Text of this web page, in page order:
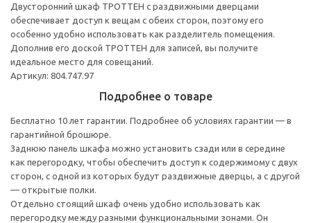
Двусторонний шкаф ТРОТТЕН с раздвижными дверцами
обеспечивает доступ к вещам с обеих сторон, поэтому его
особенно удобно использовать как разделитель помещения.
Дополнив его доской ТРОТТЕН для записей, вы получите
идеальное место для совещаний.
Артикул: 804.747.97
Подробнее о товаре
Бесплатно 10 лет гарантии. Подробнее об условиях гарантии — в
гарантийной брошюре.
Заднюю панель шкафа можно установить сзади или в середине
как перегородку, чтобы обеспечить доступ к содержимому с двух
сторон, с одной из которых будут раздвижные дверцы, а с другой
— открытые полки.
Отдельно стоящий шкаф очень удобно использовать как
перегородку между разными функциональными зонами. Он